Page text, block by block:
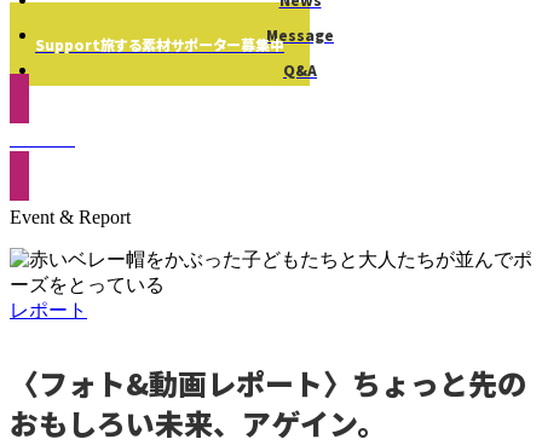
Message
Q&A
Support旅する素材サポーター募集中
Event & Report
レポート
〈フォト&動画レポート〉ちょっと先の
おもしろい未来、アゲイン。